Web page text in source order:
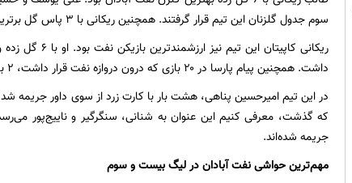
سوم جدول گلزنان این تیم قرار گرفتند. همچنین ریکانی با ۳ پاس گل برترین پاسور نفت در فصلی که گذشت، لقب گرفت.
داشت. همچنین پیام پارسا در ۲۰ بازی که درون دروازه نفت قرار داشت، ۲ بار موفق به کلین شیت شد.
در این تیم امیرحسین پناهی، هشت بار با کارت زرد از سوی داور جریمه
که گذشت، معرفی کنیم این عنوان به شنانی، سنگرگیر و ناییج‌پور
جریمه شده‌اند.
مهم‌ترین حواشی نفت آبادان در لیگ بیست و سوم